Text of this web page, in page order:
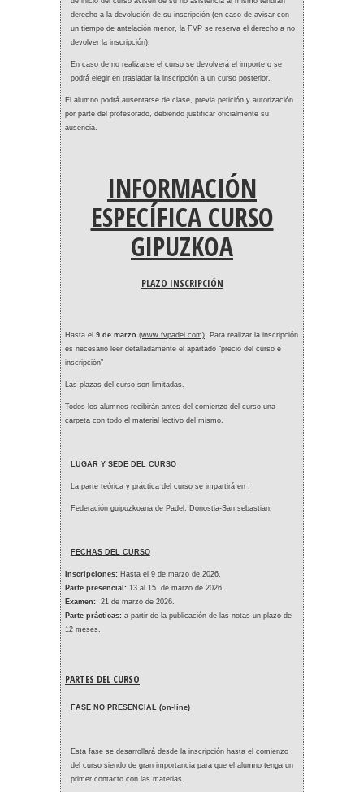
derecho a la devolución de su inscripción (en caso de avisar con
un tiempo de antelación menor, la FVP se reserva el derecho a no
devolver la inscripción).
En caso de no realizarse el curso se devolverá el importe o se
podrá elegir en trasladar la inscripción a un curso posterior.
El alumno podrá ausentarse de clase, previa petición y autorización
por parte del profesorado, debiendo justificar oficialmente su
ausencia.
INFORMACIÓN
ESPECÍFICA CURSO
GIPUZKOA
PLAZO INSCRIPCIÓN
Hasta el 9 de marzo (www.fvpadel.com). Para realizar la inscripción
es necesario leer detalladamente el apartado “precio del curso e
inscripción”
Las plazas del curso son limitadas.
Todos los alumnos recibirán antes del comienzo del curso una
carpeta con todo el material lectivo del mismo.
LUGAR Y SEDE DEL CURSO
La parte teórica y práctica del curso se impartirá en :
Federación guipuzkoana de Padel, Donostia-San sebastian.
FECHAS DEL CURSO
Inscripciones: Hasta el 9 de marzo de 2026.
Parte presencial: 13 al 15 de marzo de 2026.
Examen: 21 de marzo de 2026.
Parte prácticas: a partir de la publicación de las notas un plazo de
12 meses.
PARTES DEL CURSO
FASE NO PRESENCIAL (on-line)
Esta fase se desarrollará desde la inscripción hasta el comienzo
del curso siendo de gran importancia para que el alumno tenga un
primer contacto con las materias.